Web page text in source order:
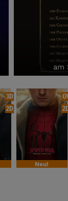
am
3D
2D
Neu!